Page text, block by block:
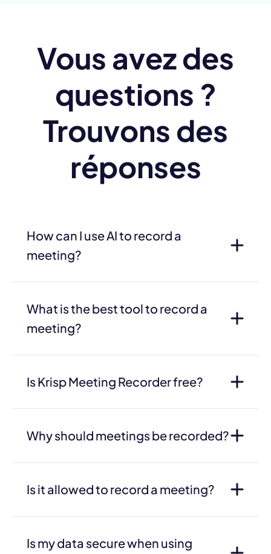
Vous avez des
questions ?
Trouvons des
réponses
How can I use AI to record a
meeting?
What is the best tool to record a
meeting?
Is Krisp Meeting Recorder free?
Why should meetings be recorded?
Is it allowed to record a meeting?
Is my data secure when using